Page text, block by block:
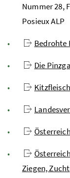
Nummer 28,
Posieux ALP
Bedrohte
Die
Kitzfleisch
Ziegen,